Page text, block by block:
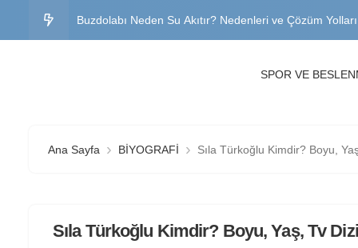
Buzdolabı Neden Su Akıtır? Nedenleri ve Çözüm Yolları
SPOR VE
Ana Sayfa BİYOGRAFİ Sıla Türkoğlu Kimdir? Boyu,
Sıla Türkoğlu Kimdir? Boyu, Yaş, Tv